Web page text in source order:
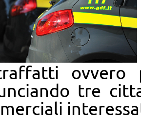
ovvero
tre